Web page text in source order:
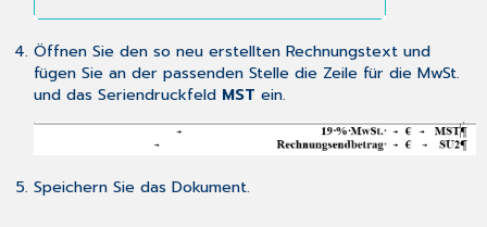
Öffnen Sie den so neu erstellten Rechnungstext und
fügen Sie an der passenden Stelle die Zeile für die MwSt.
und das Seriendruckfeld MST ein.
Speichern Sie das Dokument.